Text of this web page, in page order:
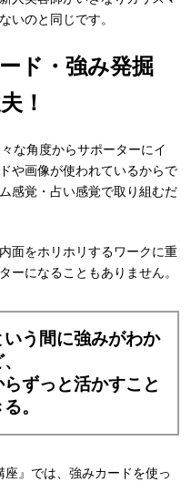
いのと同じです。
ド・強み発掘
！
な角度からサポーターにイ
や画像が使われているからで
感覚・占い感覚で取り組むだ
面をホリホリするワークに重
ーになることもありません。
いう間に強みがわか
らずっと活かすこと
。
座』では、強みカードを使っ